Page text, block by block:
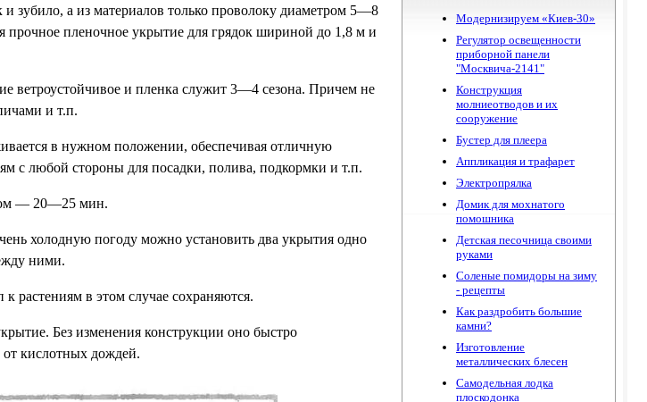
зубило, а из материалов только проволоку диаметром 5—8
прочное пленочное укрытие для грядок шириной до 1,8 м и
ветроустойчивое и пленка служит 3—4 сезона. Причем не
и т.п.
в нужном положении, обеспечивая отличную
с любой стороны для посадки, полива, подкормки и т.п.
— 20—25 мин.
холодную погоду можно установить два укрытия одно
ними.
растениям в этом случае сохраняются.
Без изменения конструкции оно быстро
кислотных дождей.
Модернизируем «Киев-30»
Регулятор освещенности
приборной панели
"Москвича-2141"
Конструкция
молниеотводов и их
сооружение
Бустер для плеера
Аппликация и трафарет
Электропрялка
Домик для мохнатого
помошника
Детская песочница своими
руками
Соленые помидоры на зиму
- рецепты
Как раздробить большие
камни?
Изготовление
металлических блесен
Самодельная лодка
плоскодонка